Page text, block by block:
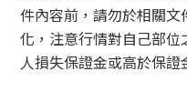
件內容前，請勿於相關
化，注意行情對自己部
人損失保證金或高於保證